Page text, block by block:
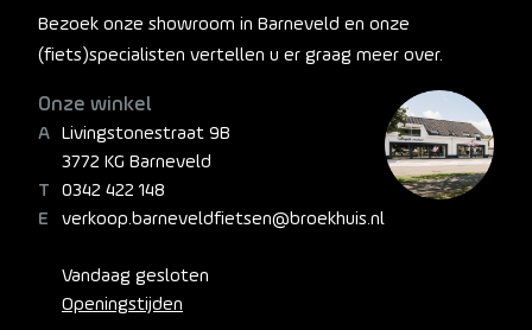
Bezoek onze showroom in Barneveld en onze
(fiets)specialisten vertellen u er graag meer over.
Onze winkel
Livingstonestraat 9B
3772 KG Barneveld
0342 422 148
verkoop.barneveldfietsen@broekhuis.nl
Vandaag gesloten
Openingstijden